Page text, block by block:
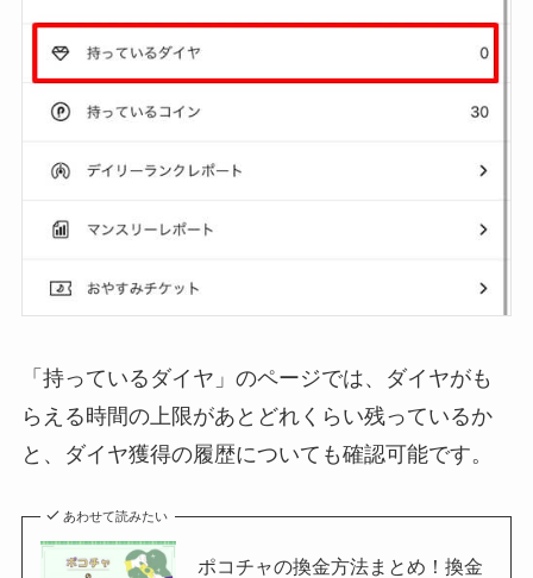
「持っているダイヤ」のページでは、ダイヤがも
らえる時間の上限があとどれくらい残っているか
と、ダイヤ獲得の履歴についても確認可能です。
あわせて読みたい
ポコチャの換金方法まとめ！換金